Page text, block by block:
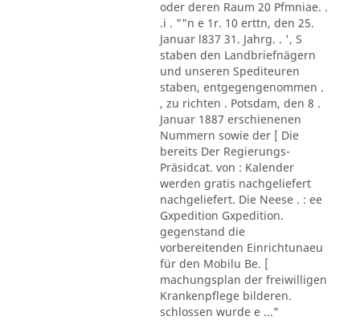
oder deren Raum 20 Pfmniae. .
.i . ""n e 1r. 10 erttn, den 25.
Januar l837 31. Jahrg. . ', S
staben den Landbriefnägern
und unseren Spediteuren
staben, entgegengenommen .
, zu richten . Potsdam, den 8 .
Januar 1887 erschienenen
Nummern sowie der [ Die
bereits Der Regierungs-
Präsidcat. von : Kalender
werden gratis nachgeliefert
nachgeliefert. Die Neese . : ee
Gxpedition Gxpedition.
gegenstand die
vorbereitenden Einrichtunaeu
für den Mobilu Be. [
machungsplan der freiwilligen
Krankenpflege bilderen.
schlossen wurde e ..."